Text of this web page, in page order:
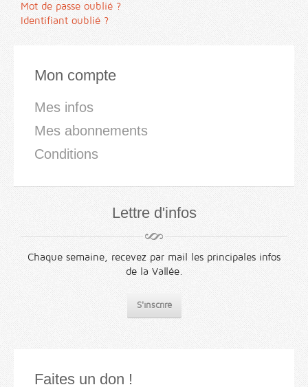
Mot de passe oublié ?
Identifiant oublié ?
Mon compte
Mes infos
Mes abonnements
Conditions
Lettre d'infos
Chaque semaine, recevez par mail les principales infos
de la Vallée.
S'inscrire
Faites un don !